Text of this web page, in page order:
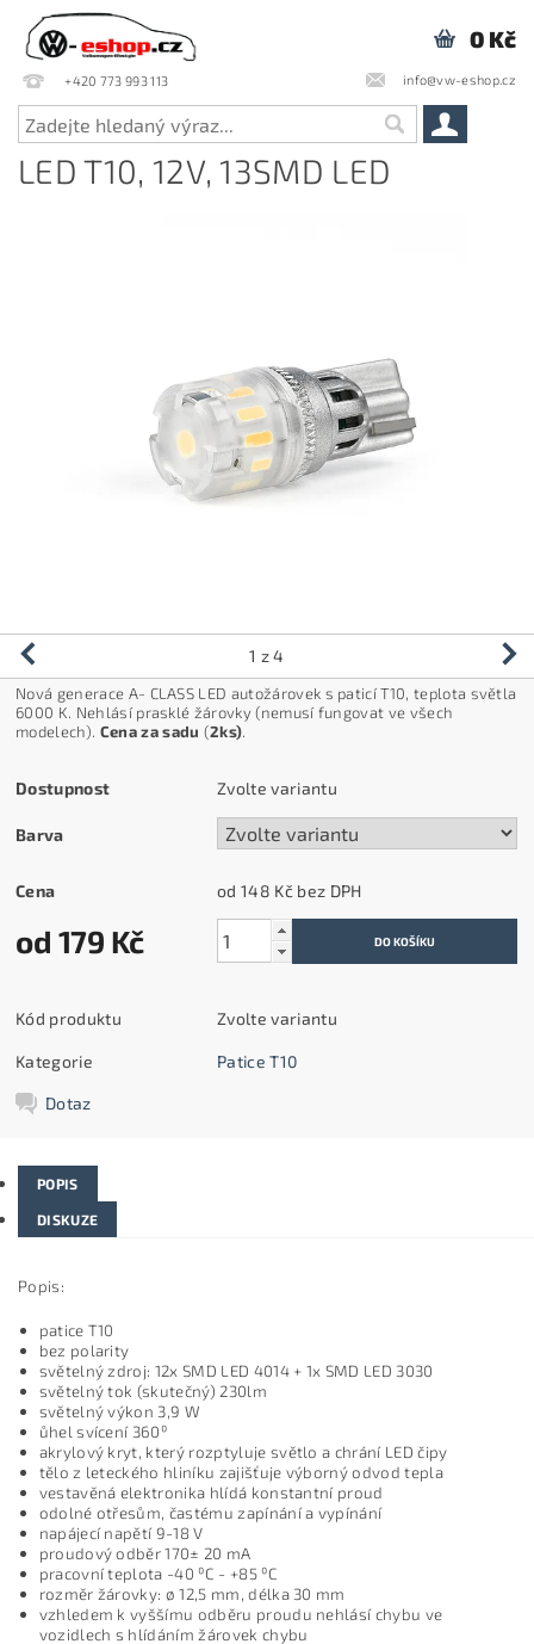
+420 773 993 113 info@vw-eshop.cz
0 Kč
LED T10, 12V, 13SMD LED
1 z 4
Nová generace A- CLASS LED autožárovek s paticí T10, teplota světla
6000 K. Nehlásíprasklé žárovky(nemusí fungovat ve všech
modelech). Cena za sadu (2ks).
Dostupnost Zvolte variantu
Barva
Cena od 148 Kč bez DPH
od 179 Kč
Kód produktu Zvolte variantu
Kategorie Patice T10
Dotaz
POPIS
DISKUZE
Popis:
patice T10
bez polarity
světelnýzdroj: 12x SMD LED 4014 + 1x SMD LED 3030
světelný tok (skutečný) 230lm
světelnývýkon 3,9 W
ůhel svícení 360⁰
akrylový kryt, který rozptyluje světlo a chrání LED čipy
tělo z leteckého hliníku zajišťuje výbornýodvod tepla
vestavěná elektronika hlídá konstantní proud
odolné otřesům, častému zapínání a vypínání
napájecí napětí 9-18V
proudovýodběr 170± 20 mA
pracovníteplota -40⁰C - +85⁰C
rozměr žárovky: ø 12,5 mm, délka 30 mm
vzhledem k vyššímu odběru proudu nehlásí chybu ve
vozidlech s hlídáním žárovek chybu